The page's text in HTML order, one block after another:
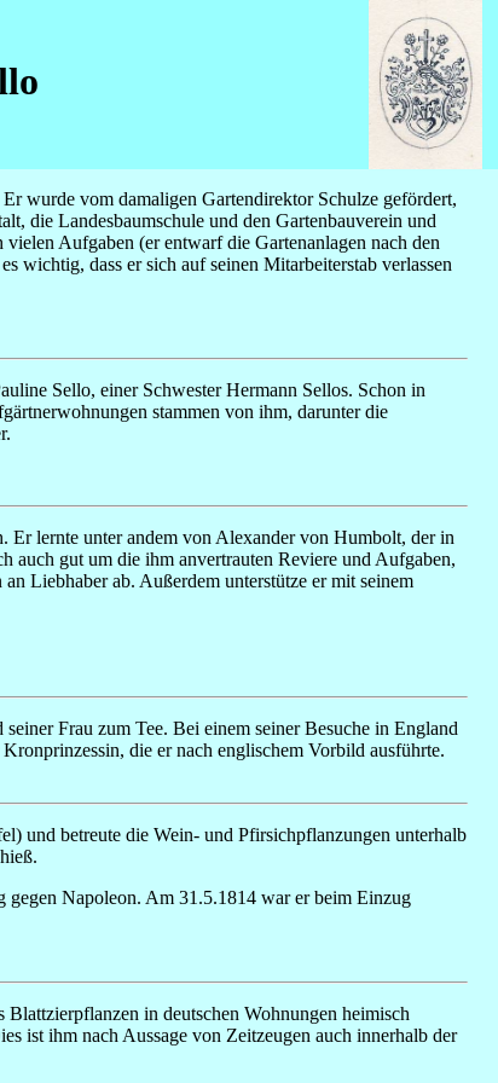
wurde vom damaligen Gartendirektor Schulze gefördert,
die Landesbaumschule und den Gartenbauverein und
Aufgaben (er entwarf die Gartenanlagen nach den
wichtig, dass er sich auf seinen Mitarbeiterstab verlassen
Sello, einer Schwester Hermann Sellos. Schon in
stammen von ihm, darunter die
lernte unter andem von Alexander von Humbolt, der in
auch gut um die ihm anvertrauten Reviere und Aufgaben,
Liebhaber ab. Außerdem unterstütze er mit seinem
Frau zum Tee. Bei einem seiner Besuche in England
die er nach englischem Vorbild ausführte.
und betreute die Wein- und Pfirsichpflanzungen unterhalb
Napoleon. Am 31.5.1814 war er beim Einzug
in deutschen Wohnungen heimisch
ist ihm nach Aussage von Zeitzeugen auch innerhalb der